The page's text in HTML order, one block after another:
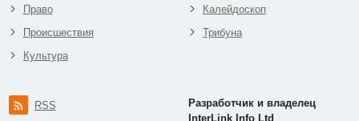
Право
Происшествия
Культура
Калейдоскоп
Трибуна
RSS
Разработчик и владелец
InterLink Info Ltd